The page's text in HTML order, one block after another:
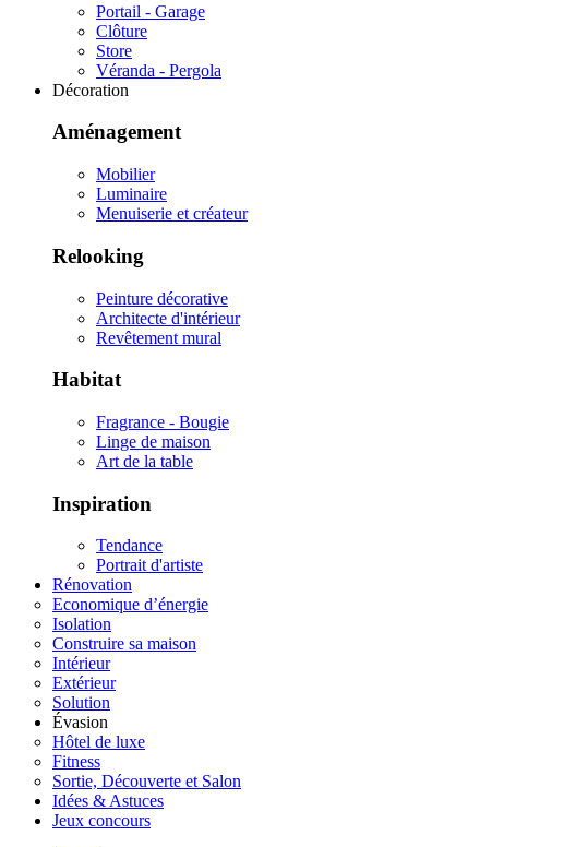
Portail - Garage
Clôture
Store
Véranda - Pergola
Décoration
Aménagement
Mobilier
Luminaire
Menuiserie et créateur
Relooking
Peinture décorative
Architecte d'intérieur
Revêtement mural
Habitat
Fragrance - Bougie
Linge de maison
Art de la table
Inspiration
Tendance
Portrait d'artiste
Rénovation
Economique d’énergie
Isolation
Construire sa maison
Intérieur
Extérieur
Solution
Évasion
Hôtel de luxe
Fitness
Sortie, Découverte et Salon
Idées & Astuces
Jeux concours